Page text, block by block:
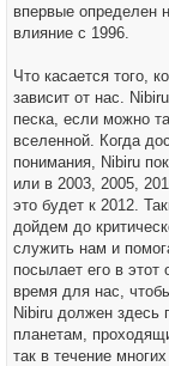
впервые определен
влияние с 1996.
Что касается того,
зависит от нас.
песка, если можно
вселенной. Когда
понимания, Nibiru
или в 2003, 2005,
это будет к 2012.
дойдем до
служить нам и
посылает его в
время для нас,
Nibiru должен здесь
планетам,
так в течение